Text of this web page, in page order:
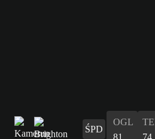
ŚPD
OGL
81
74